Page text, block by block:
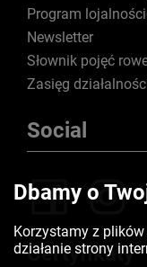
Program
Newsletter
Słownik pojęć
Zasięg
Social
Certyfikaty
Dbamy o
Korzystamy z
działanie strony